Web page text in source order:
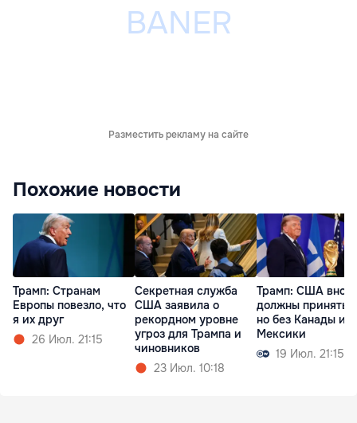
Разместить рекламу на сайте
Похожие новости
Трамп: Cтранам
Европы повезло, что
я их друг
26 Июл. 21:15
Секретная служба
США заявила о
рекордном уровне
угроз для Трампа и
чиновников
23 Июл. 10:18
Трамп: США
должны принять
но без Канады и
Мексики
19 Июл. 21:15